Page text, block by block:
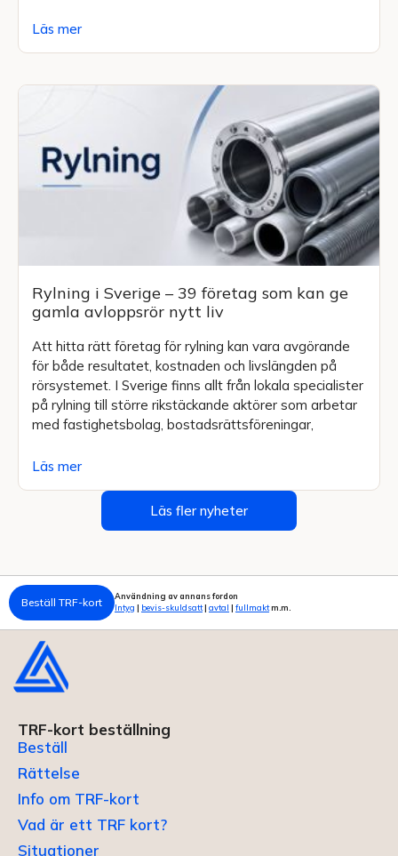
Läs mer
Rylning i Sverige – 39 företag som kan ge
gamla avloppsrör nytt liv
Att hitta rätt företag för rylning kan vara avgörande
för både resultatet, kostnaden och livslängden på
rörsystemet. I Sverige finns allt från lokala specialister
på rylning till större rikstäckande aktörer som arbetar
med fastighetsbolag, bostadsrättsföreningar,
Läs mer
Läs fler nyheter
Beställ TRF-kort
Användning av annans fordon
Intyg
bevis-skuldsatt avtal fullmaktm.m.
TRF-kort beställning
Beställ
Rättelse
Info om TRF-kort
Vad är ett TRF kort?
Situationer